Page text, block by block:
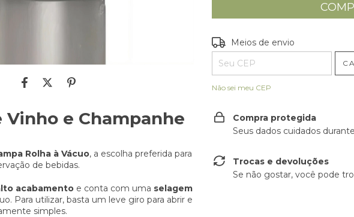
Vinho e Champanhe
Rolha à Vácuo, a escolha preferida para
de bebidas.
acabamento e conta com uma selagem
Para utilizar, basta um leve giro para abrir e
simples.
Entregas para o CEP:
Meios de envio
Não sei meu CEP
Compra protegida
Seus dados cuidados
Trocas e devoluções
Se não gostar, você pode